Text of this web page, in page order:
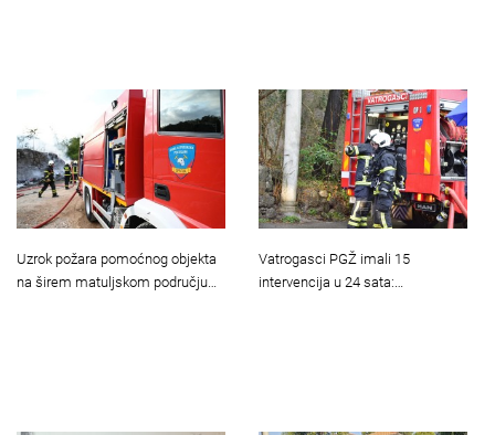
Uzrok požara pomoćnog objekta
na širem matuljskom području…
Vatrogasci PGŽ imali 15
intervencija u 24 sata:…